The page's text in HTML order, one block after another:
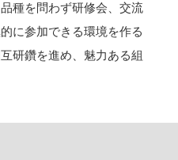
種を問わず研修会、交流
に参加できる環境を作る
研鑽を進め、魅力ある組